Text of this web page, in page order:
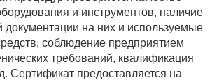
и инструментов, наличие
документации на них и используемые
соблюдение предприятием
требований, квалификация
Сертификат предоставляется на